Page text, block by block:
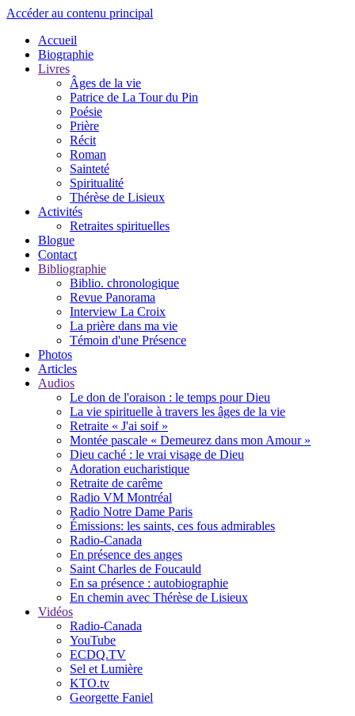
Accéder au contenu principal
Accueil
Biographie
Livres
Âges de la vie
Patrice de La Tour du Pin
Poésie
Prière
Récit
Roman
Sainteté
Spiritualité
Thérèse de Lisieux
Activités
Retraites spirituelles
Blogue
Contact
Bibliographie
Biblio. chronologique
Revue Panorama
Interview La Croix
La prière dans ma vie
Témoin d'une Présence
Photos
Articles
Audios
Le don de l'oraison : le temps pour Dieu
La vie spirituelle à travers les âges de la vie
Retraite « J'ai soif »
Montée pascale « Demeurez dans mon Amour »
Dieu caché : le vrai visage de Dieu
Adoration eucharistique
Retraite de carême
Radio VM Montréal
Radio Notre Dame Paris
Émissions: les saints, ces fous admirables
Radio-Canada
En présence des anges
Saint Charles de Foucauld
En sa présence : autobiographie
En chemin avec Thérèse de Lisieux
Vidéos
Radio-Canada
YouTube
ECDQ.TV
Sel et Lumière
KTO.tv
Georgette Faniel